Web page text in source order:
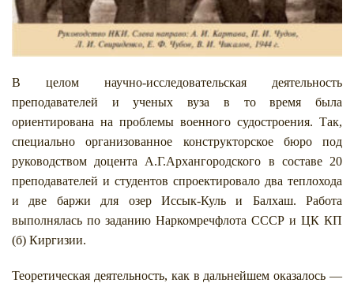
В целом научно-исследовательская деятельность
преподавателей и ученых вуза в то время была
ориентирована на проблемы военного судостроения. Так,
специально организованное конструкторское бюро под
руководством доцента А.Г.Архангородского в составе 20
преподавателей и студентов спроектировало два теплохода
и две баржи для озер Иссык-Куль и Балхаш. Работа
выполнялась по заданию Наркомречфлота СССР и ЦК КП
(б) Киргизии.
Теоретическая деятельность, как в дальнейшем оказалось —